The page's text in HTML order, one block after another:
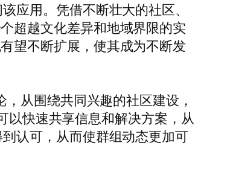
应用。凭借不断壮大的社区、
超越文化差异和地域界限的实
望不断扩展，使其成为不断发
从围绕共同兴趣的社区建设，
以快速共享信息和解决方案，从
认可，从而使群组动态更加可